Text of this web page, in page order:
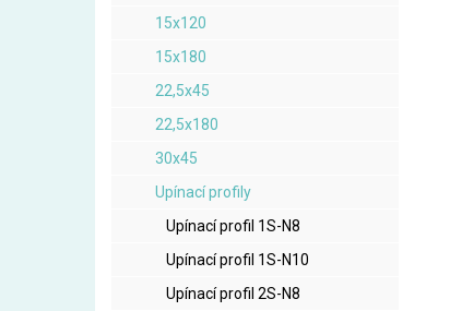
15x120
15x180
22,5x45
22,5x180
30x45
Upínací profily
Upínací profil 1S-N8
Upínací profil 1S-N10
Upínací profil 2S-N8